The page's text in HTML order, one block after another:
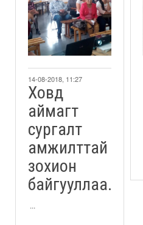
14-08-2018, 11:27
Ховд
аймагт
сургалт
амжилттай
зохион
байгууллаа.
...